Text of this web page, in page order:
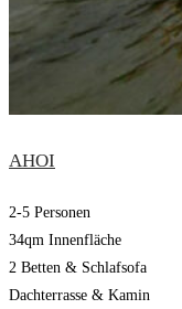
AHOI
2-5 Personen
34qm Innenfläche
2 Betten & Schlafsofa
Dachterrasse & Kamin